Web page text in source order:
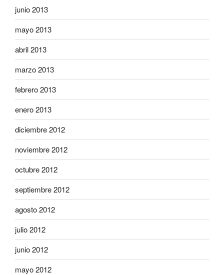
junio 2013
mayo 2013
abril 2013
marzo 2013
febrero 2013
enero 2013
diciembre 2012
noviembre 2012
octubre 2012
septiembre 2012
agosto 2012
julio 2012
junio 2012
mayo 2012